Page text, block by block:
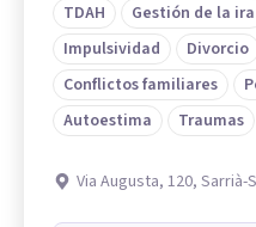
TDAH Gestión de la ira
Impulsividad
Divorcio
Conflictos familiares
Autoestima
Traumas
Via Augusta, 120,